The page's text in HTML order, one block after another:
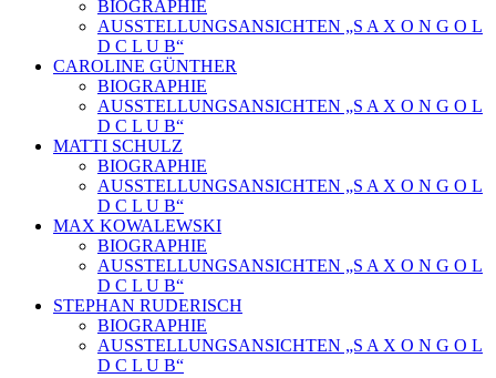
BIOGRAPHIE
AUSSTELLUNGSANSICHTEN „S A X O N G O L
D C L U B“
CAROLINE GÜNTHER
BIOGRAPHIE
AUSSTELLUNGSANSICHTEN „S A X O N G O L
D C L U B“
MATTI SCHULZ
BIOGRAPHIE
AUSSTELLUNGSANSICHTEN „S A X O N G O L
D C L U B“
MAX KOWALEWSKI
BIOGRAPHIE
AUSSTELLUNGSANSICHTEN „S A X O N G O L
D C L U B“
STEPHAN RUDERISCH
BIOGRAPHIE
AUSSTELLUNGSANSICHTEN „S A X O N G O L
D C L U B“